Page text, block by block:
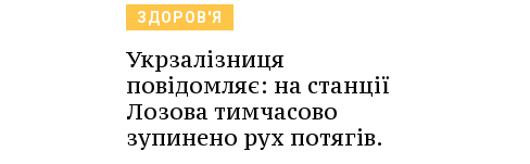
ЗДОРОВ'Я
Укрзалізниця
повідомляє: на станції
Лозова тимчасово
зупинено рух потягів.